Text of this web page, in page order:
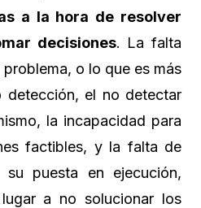
a la hora de resolver
decisiones. La falta
o lo que es más
detección, el no detectar
la incapacidad para
factibles, y la falta de
su puesta en ejecución,
a no solucionar los